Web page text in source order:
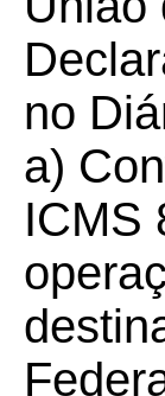
no
a)
ICMS